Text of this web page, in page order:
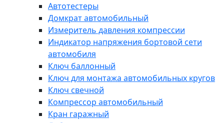
Автотестеры
Домкрат автомобильный
Измеритель давления компрессии
Индикатор напряжения бортовой сети
автомобиля
Ключ баллонный
Ключ для монтажа автомобильных кругов
Ключ свечной
Компрессор автомобильный
Кран гаражный